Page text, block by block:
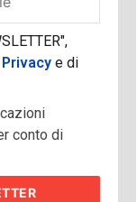
e di
conto di